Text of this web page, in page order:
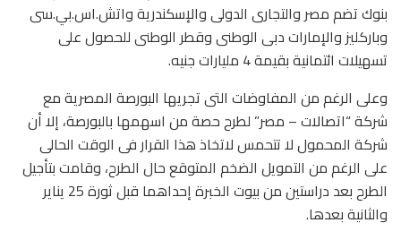
بنوك تضم مصر والتجارى الدولى والإسكندرية واتش.اس.بي.سى
وباركليز والإمارات دبى الوطنى وقطر الوطنى للحصول على
تسهيلات ائتمانية بقيمة 4 مليارات جنيه.
وعلى الرغم من المفاوضات التى تجريها البورصة المصرية مع
شركة “اتصالات – مصر” لطرح حصة من اسهمها بالبورصة، إلا أن
شركة المحمول لا تتحمس لاتخاذ هذا القرار فى الوقت الحالى
على الرغم من التمويل الضخم المتوقع حال الطرح، وقامت بتأجيل
الطرح بعد دراستين من بيوت الخبرة إحداهما قبل ثورة 25 يناير
والثانية بعدها.